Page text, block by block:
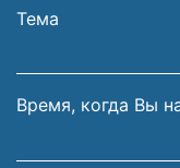
электронной
Тема
Время, когда Вы